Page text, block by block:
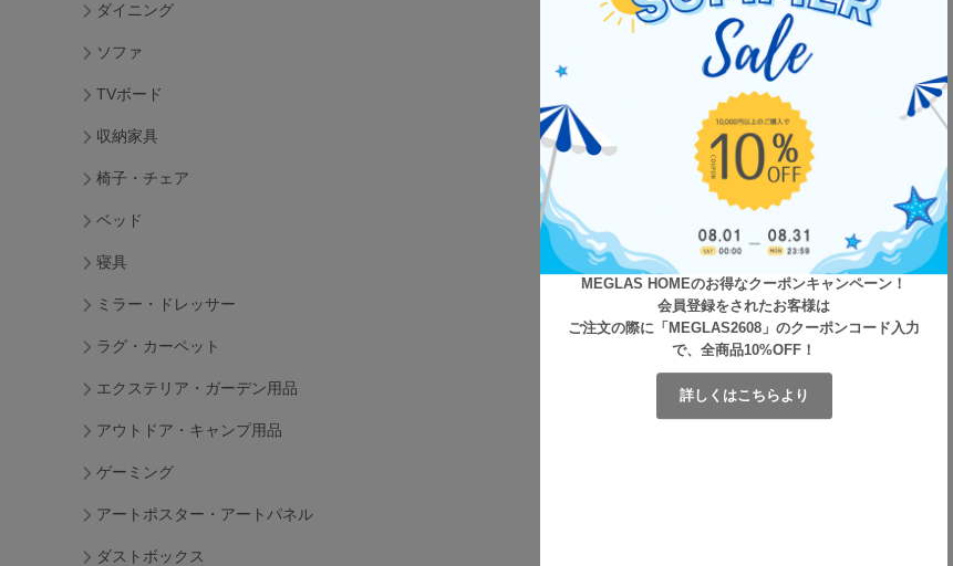
MEGLAS HOMEのお得なクーポンキャンペーン！
会員登録をされたお客様は
ご注文の際に「MEGLAS2608」のクーポンコード入力
で、全商品10%OFF！
詳しくはこちらより
ダイニング
ソファ
TVボード
収納家具
椅子・チェア
ベッド
寝具
ミラー・ドレッサー
ラグ・カーペット
エクステリア・ガーデン用品
アウトドア・キャンプ用品
ゲーミング
アートポスター・アートパネル
ダストボックス